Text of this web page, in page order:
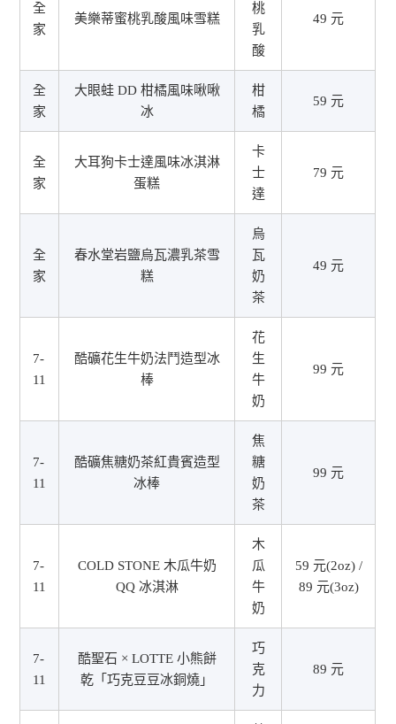
全
家
美樂蒂蜜桃乳酸風味雪糕
桃
乳
酸
49 元
全
家
大眼蛙 DD 柑橘風味啾啾
冰
柑
橘
59 元
全
家
大耳狗卡士達風味冰淇淋
蛋糕
卡
士
達
79 元
全
家
春水堂岩鹽烏瓦濃乳茶雪
糕
烏
瓦
奶
茶
49 元
7-
11
酷礦花生牛奶法鬥造型冰
棒
花
生
牛
奶
99 元
7-
11
酷礦焦糖奶茶紅貴賓造型
冰棒
焦
糖
奶
茶
99 元
7-
11
COLD STONE 木瓜牛奶
QQ 冰淇淋
木
瓜
牛
奶
59 元(2oz) /
89 元(3oz)
7-
11
酷聖石 × LOTTE 小熊餅
乾「巧克豆豆冰銅燒」
巧
克
力
89 元